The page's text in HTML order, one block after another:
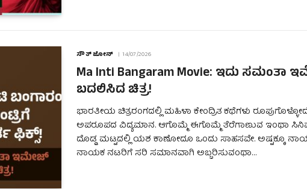
ಸೌತ್ ಜೋನ್ 14/07/2026
Ma Inti Bangaram Movie: ಇದು ಸಮಂತಾ
ಬದಲಿಸಿದ ಚಿತ್ರ!
ಭಾರತೀಯ ಚಿತ್ರರಂಗದಲ್ಲಿ ಮಹಿಳಾ ಕೇಂದ್ರಿತ ಕಥೆಗಳು
ಅಪರೂಪದ ವಿದ್ಯಮಾನ. ಆಗೊಮ್ಮೆ ಈಗೊಮ್ಮೆ ತೆರೆಗಾಣುವ ಇಂಥಾ
ದೊಡ್ಡ ಮಟ್ಟದಲ್ಲಿ ಯಶ ಕಾಣೋದೂ ಒಂದು ಸಾಹಸವೇ. ಅಷ್ಟಕ್ಕೂ
ನಾಯಕ ನಟರಿಗೆ ಸರಿ ಸಮಾನವಾಗಿ ಅಬ್ಬರಿಸುವಂಥಾ…